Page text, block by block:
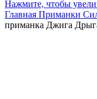
Нажмите, чтобы
Главная Приманки
приманка Джига